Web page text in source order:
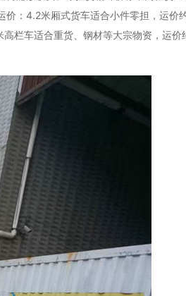
价：4.2米厢式货车适合小件零担，
栏车适合重货、钢材等大宗物资，运